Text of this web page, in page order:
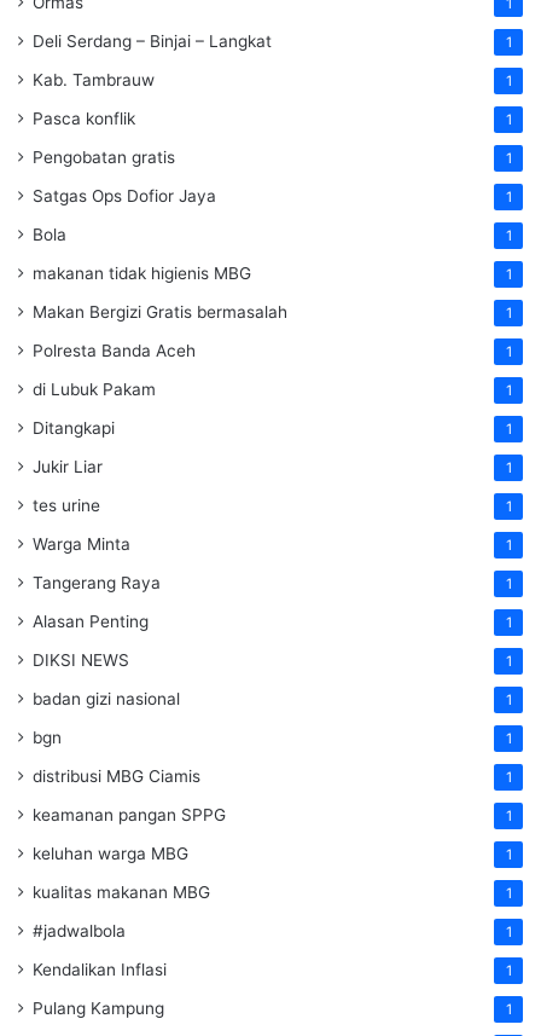
1
Deli Serdang – Binjai – Langkat 1
Kab. Tambrauw 1
Pasca konflik 1
Pengobatan gratis 1
Satgas Ops Dofior Jaya 1
Bola 1
makanan tidak higienis MBG 1
Makan Bergizi Gratis bermasalah 1
Polresta Banda Aceh 1
di Lubuk Pakam 1
Ditangkapi 1
Jukir Liar 1
tes urine 1
Warga Minta 1
Tangerang Raya 1
Alasan Penting 1
DIKSI NEWS 1
badan gizi nasional 1
bgn 1
distribusi MBG Ciamis 1
keamanan pangan SPPG 1
keluhan warga MBG 1
kualitas makanan MBG 1
#jadwalbola 1
Kendalikan Inflasi 1
Pulang Kampung 1